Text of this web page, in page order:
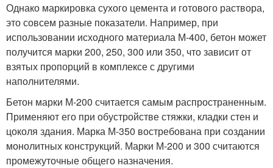
Однако маркировка сухого цемента и готового раствора,
это совсем разные показатели. Например, при
использовании исходного материала М-400, бетон может
получится марки 200, 250, 300 или 350, что зависит от
взятых пропорций в комплексе с другими
наполнителями.
Бетон марки М-200 считается самым распространенным.
Применяют его при обустройстве стяжки, кладки стен и
цоколя здания. Марка М-350 востребована при создании
монолитных конструкций. Марки М-200 и 300 считаются
промежуточные общего назначения.